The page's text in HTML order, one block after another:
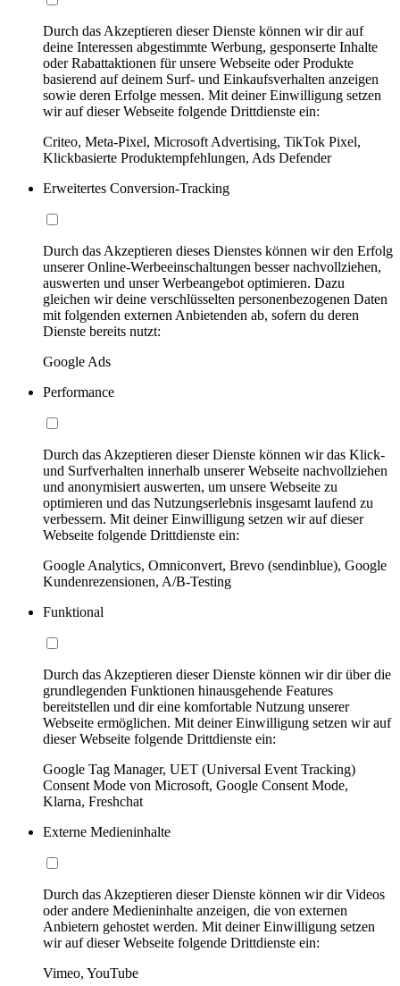
Durch das Akzeptieren dieser Dienste können wir dir auf
deine Interessen abgestimmte Werbung, gesponserte Inhalte
oder Rabattaktionen für unsere Webseite oder Produkte
basierend auf deinem Surf- und Einkaufsverhalten anzeigen
sowie deren Erfolge messen. Mit deiner Einwilligung setzen
wir auf dieser Webseite folgende Drittdienste ein:
Criteo, Meta-Pixel, Microsoft Advertising, TikTok Pixel,
Klickbasierte Produktempfehlungen, Ads Defender
Erweitertes Conversion-Tracking
Durch das Akzeptieren dieses Dienstes können wir den Erfolg
unserer Online-Werbeeinschaltungen besser nachvollziehen,
auswerten und unser Werbeangebot optimieren. Dazu
gleichen wir deine verschlüsselten personenbezogenen Daten
mit folgenden externen Anbietenden ab, sofern du deren
Dienste bereits nutzt:
Google Ads
Performance
Durch das Akzeptieren dieser Dienste können wir das Klick-
und Surfverhalten innerhalb unserer Webseite nachvollziehen
und anonymisiert auswerten, um unsere Webseite zu
optimieren und das Nutzungserlebnis insgesamt laufend zu
verbessern. Mit deiner Einwilligung setzen wir auf dieser
Webseite folgende Drittdienste ein:
Google Analytics, Omniconvert, Brevo (sendinblue), Google
Kundenrezensionen, A/B-Testing
Funktional
Durch das Akzeptieren dieser Dienste können wir dir über die
grundlegenden Funktionen hinausgehende Features
bereitstellen und dir eine komfortable Nutzung unserer
Webseite ermöglichen. Mit deiner Einwilligung setzen wir auf
dieser Webseite folgende Drittdienste ein:
Google Tag Manager, UET (Universal Event Tracking)
Consent Mode von Microsoft, Google Consent Mode,
Klarna, Freshchat
Externe Medieninhalte
Durch das Akzeptieren dieser Dienste können wir dir Videos
oder andere Medieninhalte anzeigen, die von externen
Anbietern gehostet werden. Mit deiner Einwilligung setzen
wir auf dieser Webseite folgende Drittdienste ein:
Vimeo, YouTube